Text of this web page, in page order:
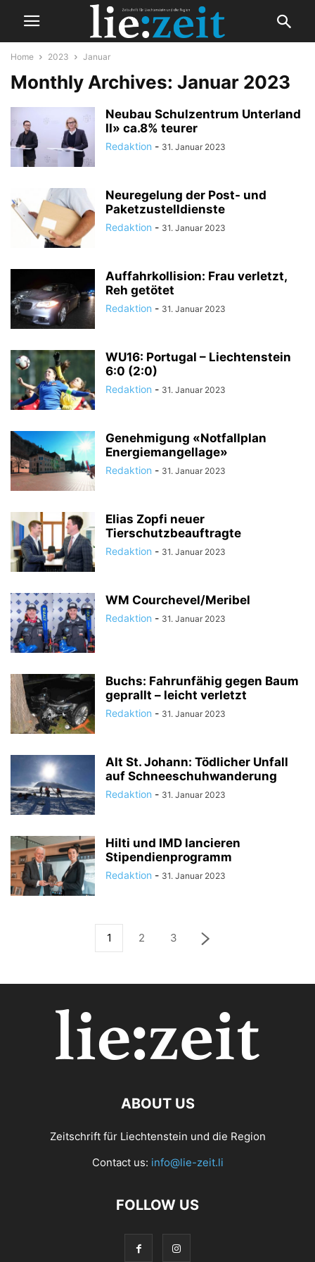
Home 2023 Januar
Monthly Archives: Januar 2023
Neubau Schulzentrum Unterland
II» ca.8% teurer
Redaktion - 31. Januar 2023
Neuregelung der Post- und
Paketzustelldienste
Redaktion - 31. Januar 2023
Auffahrkollision: Frau verletzt,
Reh getötet
Redaktion - 31. Januar 2023
WU16: Portugal – Liechtenstein
6:0 (2:0)
Redaktion - 31. Januar 2023
Genehmigung «Notfallplan
Energiemangellage»
Redaktion - 31. Januar 2023
Elias Zopfi neuer
Tierschutzbeauftragte
Redaktion - 31. Januar 2023
WM Courchevel/Meribel
Redaktion - 31. Januar 2023
Buchs: Fahrunfähig gegen Baum
geprallt – leicht verletzt
Redaktion - 31. Januar 2023
Alt St. Johann: Tödlicher Unfall
auf Schneeschuhwanderung
Redaktion - 31. Januar 2023
Hilti und IMD lancieren
Stipendienprogramm
Redaktion - 31. Januar 2023
1 2 3
ABOUT US
Zeitschrift für Liechtenstein und die Region
Contact us: info@lie-zeit.li
FOLLOW US